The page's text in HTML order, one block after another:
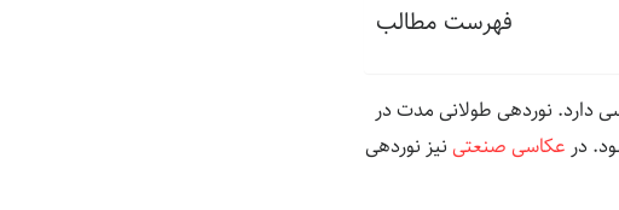
فهرست مطالب
دارد. نوردهی طولانی مدت در
در عکاسی صنعتینیز نوردهی